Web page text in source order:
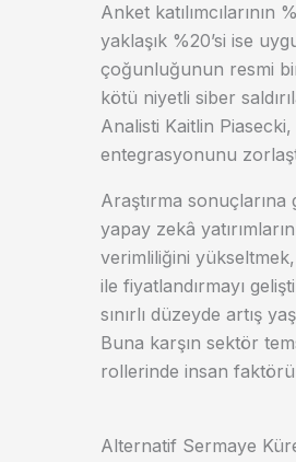
Anket
yaklaşık %20’si ise
çoğunluğunun resmi
kötü niyetli siber
Analisti Kaitlin
entegrasyonunu
Araştırma
yapay zekâ
verimliliğini
ile fiyatlandırmayı
sınırlı düzeyde artış
Buna karşın sektör
rollerinde insan
Alternatif Sermaye